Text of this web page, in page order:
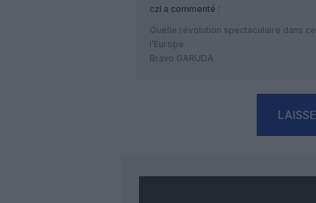
czl a commenté :
Quelle révolution spectaculaire dans
l’Europe
Bravo GARUDA